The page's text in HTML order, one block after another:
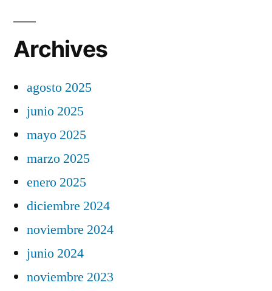
Archives
agosto 2025
junio 2025
mayo 2025
marzo 2025
enero 2025
diciembre 2024
noviembre 2024
junio 2024
noviembre 2023